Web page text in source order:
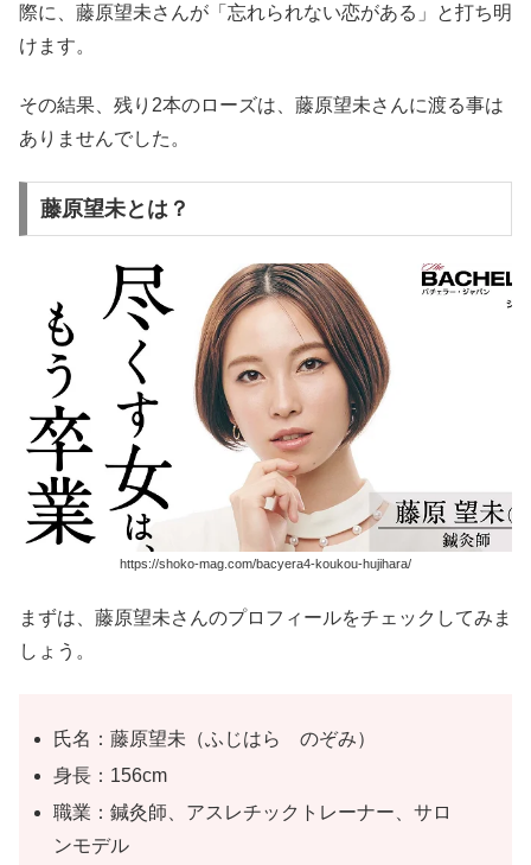
際に、藤原望未さんが「忘れられない恋がある」と打ち明
けます。
その結果、残り2本のローズは、藤原望未さんに渡る事は
ありませんでした。
藤原望未とは？
https://shoko-mag.com/bacyera4-koukou-hujihara/
まずは、藤原望未さんのプロフィールをチェックしてみま
しょう。
氏名：藤原望未（ふじはら のぞみ）
身長：156cm
職業：鍼灸師、アスレチックトレーナー、サロ
ンモデル